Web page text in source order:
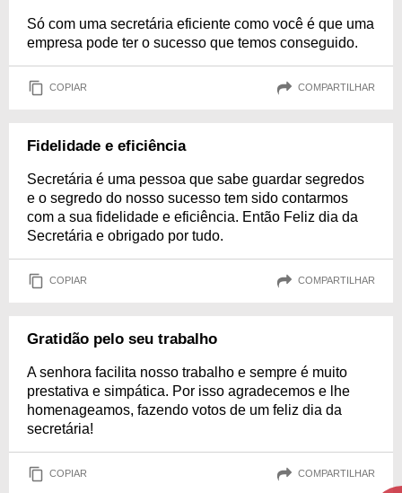
Só com uma secretária eficiente como você é que uma
empresa pode ter o sucesso que temos conseguido.
COPIAR COMPARTILHAR
Fidelidade e eficiência
Secretária é uma pessoa que sabe guardar segredos
e o segredo do nosso sucesso tem sido contarmos
com a sua fidelidade e eficiência. Então Feliz dia da
Secretária e obrigado por tudo.
COPIAR COMPARTILHAR
Gratidão pelo seu trabalho
A senhora facilita nosso trabalho e sempre é muito
prestativa e simpática. Por isso agradecemos e lhe
homenageamos, fazendo votos de um feliz dia da
secretária!
COPIAR COMPARTILHAR